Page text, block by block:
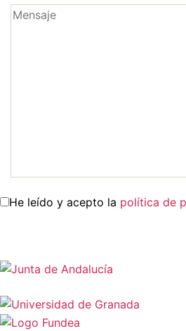
He leído y acepto la política de